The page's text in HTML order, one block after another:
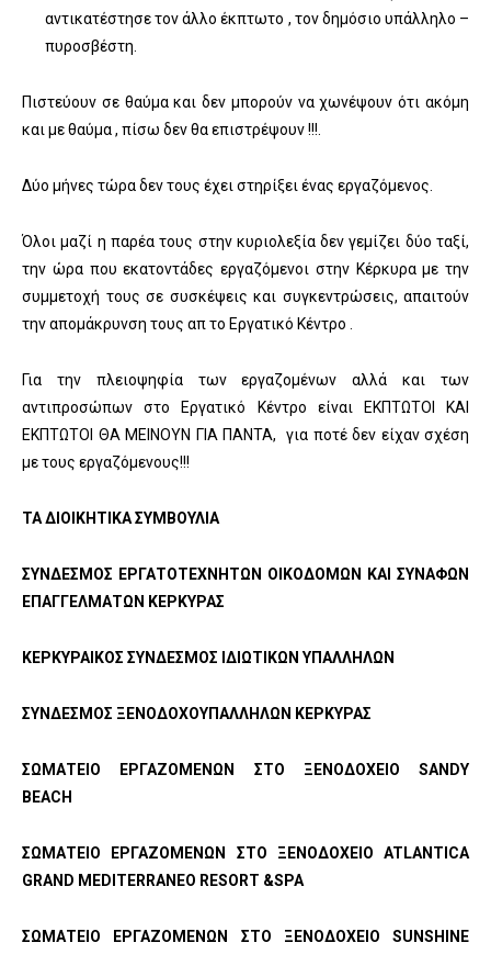
αντικατέστησε τον άλλο έκπτωτο , τον δημόσιο υπάλληλο –
πυροσβέστη.
Πιστεύουν σε θαύμα και δεν μπορούν να χωνέψουν ότι ακόμη
και με θαύμα , πίσω δεν θα επιστρέψουν !!!.
Δύο μήνες τώρα δεν τους έχει στηρίξει ένας εργαζόμενος.
Όλοι μαζί η παρέα τους στην κυριολεξία δεν γεμίζει δύο ταξί,
την ώρα που εκατοντάδες εργαζόμενοι στην Κέρκυρα με την
συμμετοχή τους σε συσκέψεις και συγκεντρώσεις, απαιτούν
την απομάκρυνση τους απ το Εργατικό Κέντρο .
Για την πλειοψηφία των εργαζομένων αλλά και των
αντιπροσώπων στο Εργατικό Κέντρο είναι ΕΚΠΤΩΤΟΙ ΚΑΙ
ΕΚΠΤΩΤΟΙ ΘΑ ΜΕΙΝΟΥΝ ΓΙΑ ΠΑΝΤΑ, για ποτέ δεν είχαν σχέση
με τους εργαζόμενους!!!
ΤΑ ΔΙΟΙΚΗΤΙΚΑ ΣΥΜΒΟΥΛΙΑ
ΣΥΝΔΕΣΜΟΣ ΕΡΓΑΤΟΤΕΧΝΗΤΩΝ ΟΙΚΟΔΟΜΩΝ ΚΑΙ ΣΥΝΑΦΩΝ
ΕΠΑΓΓΕΛΜΑΤΩΝ ΚΕΡΚΥΡΑΣ
ΚΕΡΚΥΡΑΙΚΟΣ ΣΥΝΔΕΣΜΟΣ ΙΔΙΩΤΙΚΩΝ ΥΠΑΛΛΗΛΩΝ
ΣΥΝΔΕΣΜΟΣ ΞΕΝΟΔΟΧΟΥΠΑΛΛΗΛΩΝ ΚΕΡΚΥΡΑΣ
ΣΩΜΑΤΕΙΟ ΕΡΓΑΖΟΜΕΝΩΝ ΣΤΟ ΞΕΝΟΔΟΧΕΙΟ SANDY
BEACH
ΣΩΜΑΤΕΙΟ ΕΡΓΑΖΟΜΕΝΩΝ ΣΤΟ ΞΕΝΟΔΟΧΕΙΟ ATLANTICA
GRAND MEDITERRANEO RESORT &SPA
ΣΩΜΑΤΕΙΟ ΕΡΓΑΖΟΜΕΝΩΝ ΣΤΟ ΞΕΝΟΔΟΧΕΙΟ
SUNSHINE